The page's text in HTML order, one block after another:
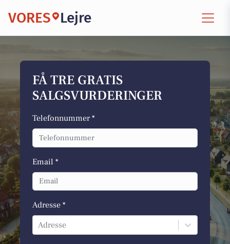
VORES Lejre
FÅ TRE GRATIS
SALGSVURDERINGER
Telefonnummer *
Email *
Adresse *
Adresse